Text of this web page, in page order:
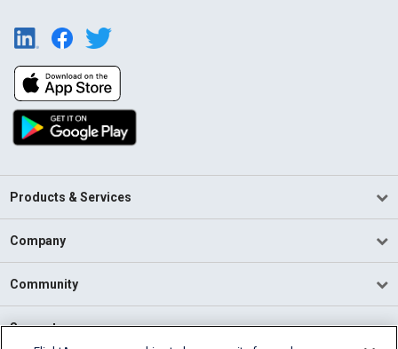
Products & Services
Company
Community
Support